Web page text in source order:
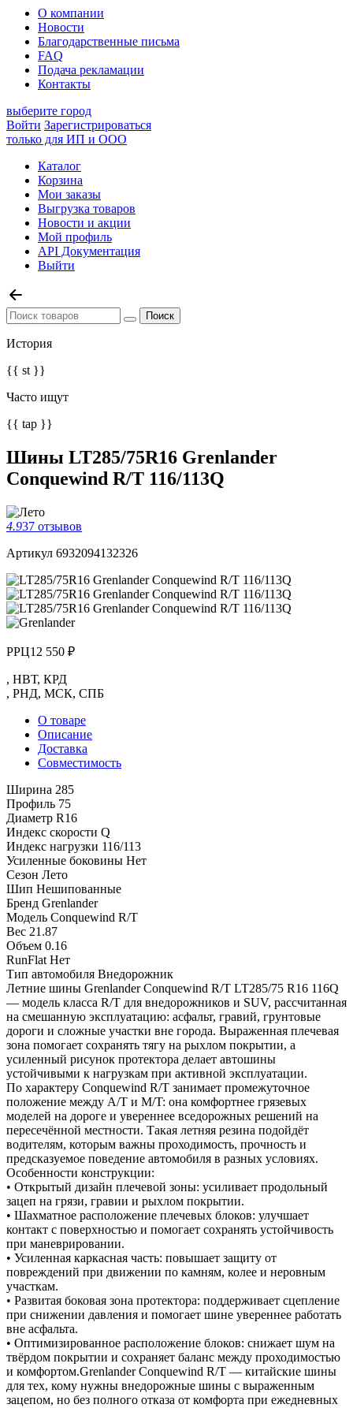
О компании
Новости
Благодарственные письма
FAQ
Подача рекламации
Контакты
выберите город
Войти Зарегистрироваться
только для ИП и ООО
Каталог
Корзина
Мои заказы
Выгрузка товаров
Новости и акции
Мой профиль
API Документация
Выйти
История
{{ st }}
Часто ищут
{{ tap }}
Шины LT285/75R16 Grenlander
Conquewind R/T 116/113Q
4.937 отзывов
Артикул 6932094132326
РРЦ12 550 ₽
, НВТ, КРД
, РНД, МСК, СПБ
О товаре
Описание
Доставка
Совместимость
Ширина 285
Профиль 75
Диаметр R16
Индекс скорости Q
Индекс нагрузки 116/113
Усиленные боковины Нет
Сезон Лето
Шип Нешипованные
Бренд Grenlander
Модель Conquewind R/T
Вес 21.87
Объем 0.16
RunFlat Нет
Тип автомобиля Внедорожник
Летние шины Grenlander Conquewind R/T LT285/75 R16 116Q
— модель класса R/T для внедорожников и SUV, рассчитанная
на смешанную эксплуатацию: асфальт, гравий, грунтовые
дороги и сложные участки вне города. Выраженная плечевая
зона помогает сохранять тягу на рыхлом покрытии, а
усиленный рисунок протектора делает автошины
устойчивыми к нагрузкам при активной эксплуатации.
По характеру Conquewind R/T занимает промежуточное
положение между A/T и M/T: она комфортнее грязевых
моделей на дороге и увереннее вседорожных решений на
пересечённой местности. Такая летняя резина подойдёт
водителям, которым важны проходимость, прочность и
предсказуемое поведение автомобиля в разных условиях.
Особенности конструкции:
• Открытый дизайн плечевой зоны: усиливает продольный
зацеп на грязи, гравии и рыхлом покрытии.
• Шахматное расположение плечевых блоков: улучшает
контакт с поверхностью и помогает сохранять устойчивость
при маневрировании.
• Усиленная каркасная часть: повышает защиту от
повреждений при движении по камням, колее и неровным
участкам.
• Развитая боковая зона протектора: поддерживает сцепление
при снижении давления и помогает шине увереннее работать
вне асфальта.
• Оптимизированное расположение блоков: снижает шум на
твёрдом покрытии и сохраняет баланс между проходимостью
и комфортом.Grenlander Conquewind R/T — китайские шины
для тех, кому нужны внедорожные шины с выраженным
зацепом, но без полного отказа от комфорта при ежедневных